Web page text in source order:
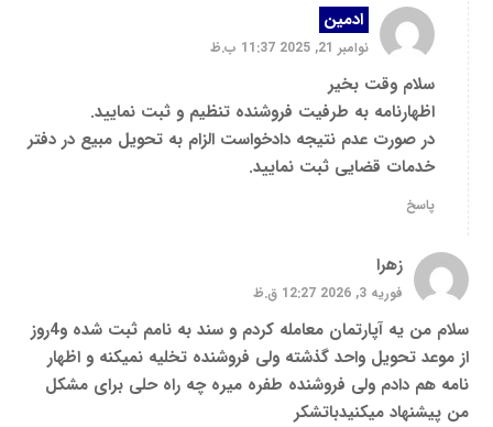
ادمین
نوامبر 21, 2025 11:37 ب.ظ
سلام وقت بخیر
اظهارنامه به طرفیت فروشنده تنظیم و ثبت نمایید.
در صورت عدم نتیجه دادخواست الزام به تحویل مبیع در دفتر
خدمات قضایی ثبت نمایید.
پاسخ
زهرا
فوریه 3, 2026 12:27 ق.ظ
سلام من یه آپارتمان معامله کردم و سند به نامم ثبت شده و4روز
از موعد تحویل واحد گذشته ولی فروشنده تخلیه نمیکنه و اظهار
نامه هم دادم ولی فروشنده طفره میره چه راه حلی برای مشکل
من پیشنهاد میکنیدباتشکر